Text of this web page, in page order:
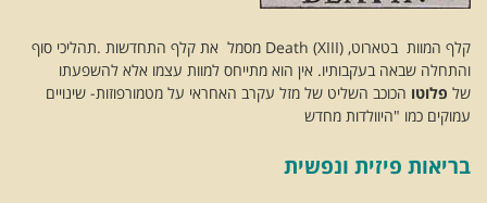
קלף המוות בטארוט, Death (XIII) מסמל את קלף התחדשות .תהליכי סוף
והתחלה שבאה בעקבותיו. אין הוא מתייחס למוות עצמו אלא להשפעתו
של פלוטו הכוכב השליט של מזל עקרב האחראי על מטמורפוזות- שינויים
עמוקים כמו "היוולדות מחדש
בריאות פיזית ונפשית